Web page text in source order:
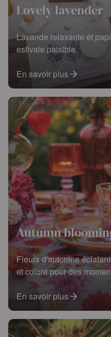
Lovely lavender
Lavande relaxante et
estivale paisible.
En savoir plus
Autumn
Fleurs d'automne
et coloré pour des
En savoir plus